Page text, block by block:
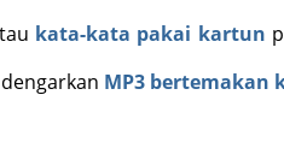
kata-kata pakai kartun
MP3 bertemakan